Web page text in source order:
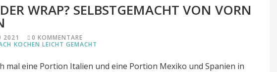
WRAP? SELBSTGEMACHT VON VORN
2021
0 KOMMENTARE
KOCHEN LEICHT GEMACHT
mal eine Portion Italien und eine Portion Mexiko und Spanien in